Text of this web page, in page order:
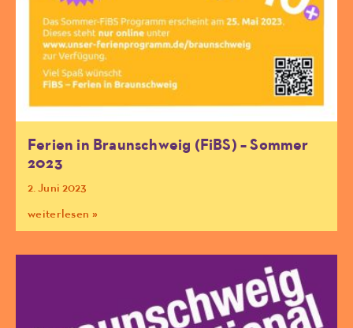
Ferien in Braunschweig (FiBS) – Sommer
2023
2. Juni 2023
weiterlesen »